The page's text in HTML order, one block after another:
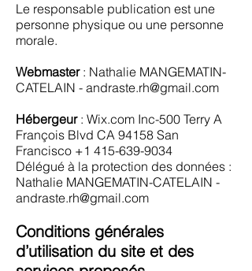
Le responsable publication est une
personne physique ou une personne
morale.
Webmaster : Nathalie MANGEMATIN-
CATELAIN - andraste.rh@gmail.com
Hébergeur : Wix.com Inc-500 Terry A
François Blvd CA 94158 San
Francisco +1 415-639-9034
Délégué à la protection des données :
Nathalie MANGEMATIN-CATELAIN -
andraste.rh@gmail.com
Conditions générales
d’utilisation du site et des